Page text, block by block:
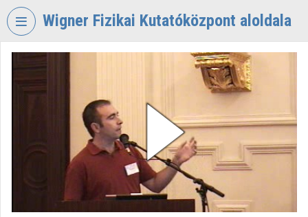
Fejléc kihagyása
Wigner Fizikai Kutatóközpont aloldala
KUTATÓKÖZPONT
Intézményi kezdőlap